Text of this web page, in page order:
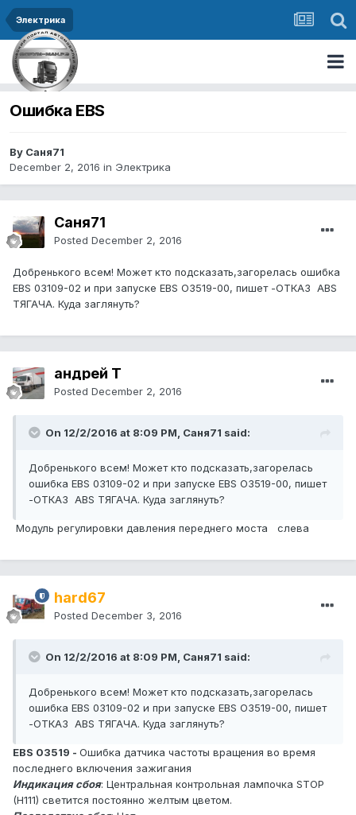
Электрика
Ошибка EBS
By Саня71
December 2, 2016 in Электрика
Саня71
Posted December 2, 2016
Добренького всем! Может кто подсказать,загорелась ошибка
EBS 03109-02 и при запуске EBS O3519-00, пишет -ОТКАЗ ABS
ТЯГАЧА. Куда заглянуть?
андрей Т
Posted December 2, 2016
On 12/2/2016 at 8:09 PM, Саня71 said:
Добренького всем! Может кто подсказать,загорелась
ошибка EBS 03109-02 и при запуске EBS O3519-00, пишет
-ОТКАЗ ABS ТЯГАЧА. Куда заглянуть?
Модуль регулировки давления переднего моста слева
hard67
Posted December 3, 2016
On 12/2/2016 at 8:09 PM, Саня71 said:
Добренького всем! Может кто подсказать,загорелась
ошибка EBS 03109-02 и при запуске EBS O3519-00, пишет
-ОТКАЗ ABS ТЯГАЧА. Куда заглянуть?
EBS 03519 - Ошибка датчика частоты вращения во время
последнего включения зажигания
Индикация сбоя: Центральная контрольная лампочка STOP
(H111) светится постоянно желтым цветом.